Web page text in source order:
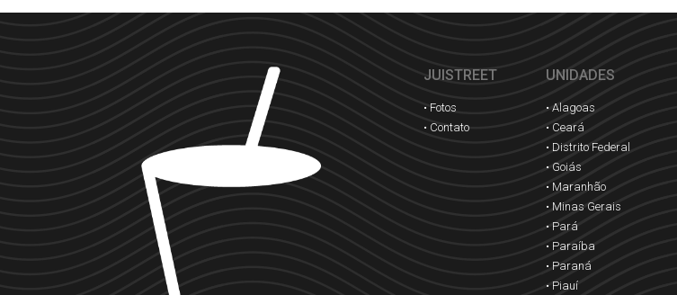
JUISTREET
• Fotos
• Contato
UNIDADES
• Alagoas
• Ceará
• Distrito Federal
• Goiás
• Maranhão
• Minas Gerais
• Pará
• Paraíba
• Paraná
• Piauí